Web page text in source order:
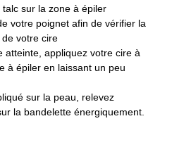
sur la zone à épiler
votre poignet afin de vérifier la
votre cire
atteinte, appliquez votre cire à
à épiler en laissant un peu
sur la peau, relevez
la bandelette énergiquement.